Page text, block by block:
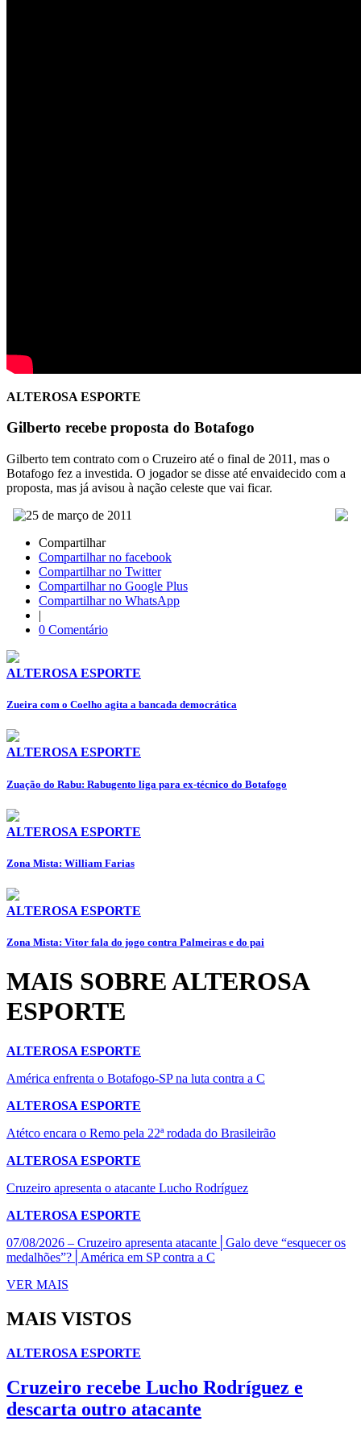
ALTEROSA ESPORTE
Gilberto recebe proposta do Botafogo
Gilberto tem contrato com o Cruzeiro até o final de 2011, mas o
Botafogo fez a investida. O jogador se disse até envaidecido com a
proposta, mas já avisou à nação celeste que vai ficar.
25 de março de 2011
Compartilhar
Compartilhar no facebook
Compartilhar no Twitter
Compartilhar no Google Plus
Compartilhar no WhatsApp
|
0 Comentário
ALTEROSA ESPORTE
Zueira com o Coelho agita a bancada democrática
ALTEROSA ESPORTE
Zuação do Rabu: Rabugento liga para ex-técnico do Botafogo
ALTEROSA ESPORTE
Zona Mista: William Farias
ALTEROSA ESPORTE
Zona Mista: Vitor fala do jogo contra Palmeiras e do pai
MAIS SOBRE ALTEROSA
ESPORTE
ALTEROSA ESPORTE
América enfrenta o Botafogo-SP na luta contra a C
ALTEROSA ESPORTE
Atétco encara o Remo pela 22ª rodada do Brasileirão
ALTEROSA ESPORTE
Cruzeiro apresenta o atacante Lucho Rodríguez
ALTEROSA ESPORTE
07/08/2026 – Cruzeiro apresenta atacante│Galo deve “esquecer os
medalhões”?│América em SP contra a C
VER MAIS
MAIS VISTOS
ALTEROSA ESPORTE
Cruzeiro recebe Lucho Rodríguez e
descarta outro atacante